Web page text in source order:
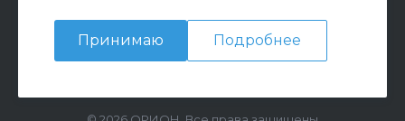
Принимаю Подробнее